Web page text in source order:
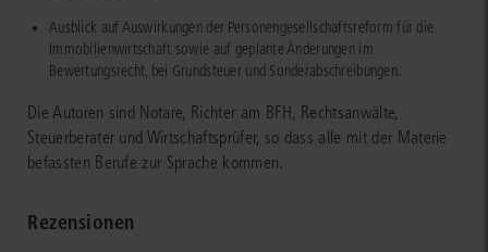
Ausblick auf Auswirkungen der Personengesellschaftsreform für die
Immobilienwirtschaft sowie auf geplante Änderungen im
Bewertungsrecht, bei Grundsteuer und Sonderabschreibungen.
Die Autoren sind Notare, Richter am BFH, Rechtsanwälte,
Steuerberater und Wirtschaftsprüfer, so dass alle mit der Materie
befassten Berufe zur Sprache kommen.
Rezensionen